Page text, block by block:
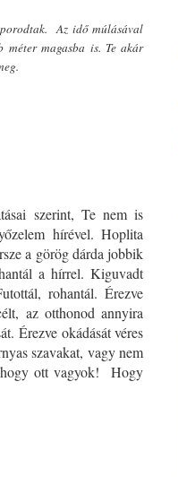
Az idő múlásával
méter magasba is. Te akár
szerint, Te nem is
hírével. Hoplita
a görög dárda jobbik
a hírrel. Kiguvadt
rohantál. Érezve
az otthonod annyira
Érezve okádását véres
szavakat, vagy nem
hogy ott vagyok! Hogy